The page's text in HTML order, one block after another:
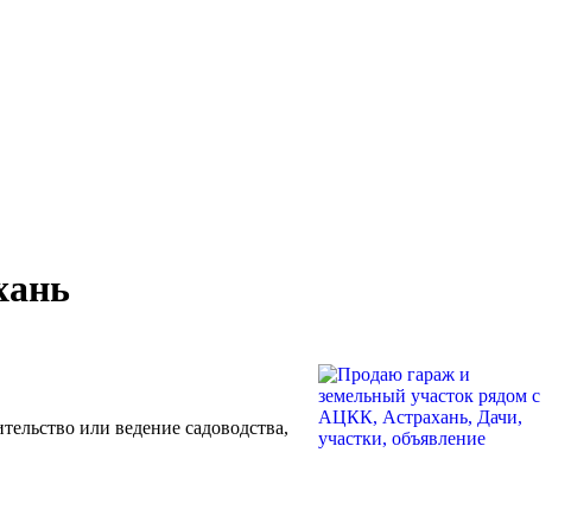
или ведение садоводства,